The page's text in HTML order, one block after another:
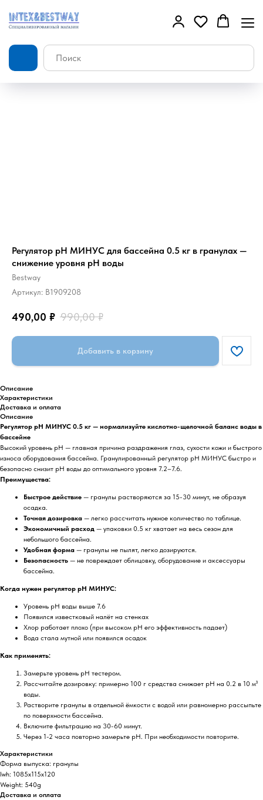
Регулятор pH МИНУС для бассейна 0.5 кг в гранулах —
снижение уровня pH воды
Bestway
Артикул: B1909208
490,00 ₽ 990,00 ₽
Добавить в корзину
Описание
Характеристики
Доставка и оплата
Описание
Регулятор pH МИНУС 0.5 кг — нормализуйте кислотно-щелочной баланс воды в
бассейне
Высокий уровень pH — главная причина раздражения глаз, сухости кожи и быстрого
износа оборудования бассейна. Гранулированный регулятор pH МИНУС быстро и
безопасно снизит pH воды до оптимального уровня 7.2–7.6.
Преимущества:
Быстрое действие — гранулы растворяются за 15-30 минут, не образуя
осадка.
Точная дозировка — легко рассчитать нужное количество по таблице.
Экономичный расход — упаковки 0.5 кг хватает на весь сезон для
небольшого бассейна.
Удобная форма — гранулы не пылят, легко дозируются.
Безопасность — не повреждает облицовку, оборудование и аксессуары
бассейна.
Когда нужен регулятор pH МИНУС:
Уровень pH воды выше 7.6
Появился известковый налёт на стенках
Хлор работает плохо (при высоком pH его эффективность падает)
Вода стала мутной или появился осадок
Как применять:
Замерьте уровень pH тестером.
Рассчитайте дозировку: примерно 100 г средства снижает pH на 0.2 в 10 м³
воды.
Растворите гранулы в отдельной ёмкости с водой или равномерно рассыпьте
по поверхности бассейна.
Включите фильтрацию на 30-60 минут.
Через 1-2 часа повторно замерьте pH. При необходимости повторите.
Характеристики
Форма выпуска: гранулы
lwh: 1085x115x120
Weight: 540g
Доставка и оплата